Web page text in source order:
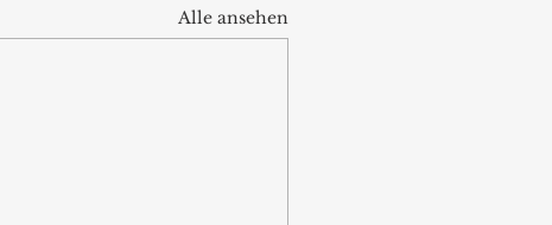
Alle ansehen